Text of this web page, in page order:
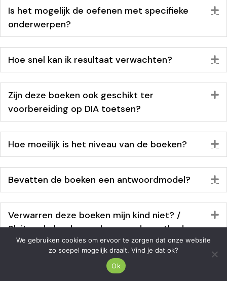
Is het mogelijk de oefenen met specifieke
onderwerpen?
Hoe snel kan ik resultaat verwachten?
Zijn deze boeken ook geschikt ter
voorbereiding op DIA toetsen?
Hoe moeilijk is het niveau van de boeken?
Bevatten de boeken een antwoordmodel?
Verwarren deze boeken mijn kind niet? /
Sluiten de boeken wel aan op de methode
van mijn basisschool?
We gebruiken cookies om ervoor te zorgen dat onze website
zo soepel mogelijk draait. Vind je dat ok?
Ok